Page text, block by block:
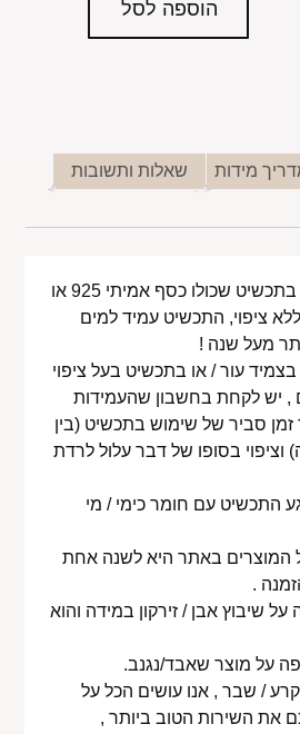
הוספה לסל
מידות
שאלות ותשובות
במידה ומדובר בתכשיט שכולו כסף אמיתי 925 או
ציפוי, התכשיט עמיד למים
מעל שנה !
עור / או בתכשיט בעל ציפוי
, יש לקחת בחשבון שהעמידות
זמן סביר של שימוש בתכשיט (בין
וציפוי בסופו של דבר עלול לרדת
התכשיט עם חומר כימי / מי
המוצרים באתר היא לשנה אחת
.
שיבוץ אבן / זירקון במידה והוא
על מוצר שאבד/נגנב.
קרע / שבר , אנו עושים הכל על
את השירות הטוב ביותר ,